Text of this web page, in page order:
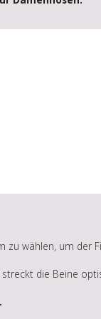
zu wählen, um der
die Beine